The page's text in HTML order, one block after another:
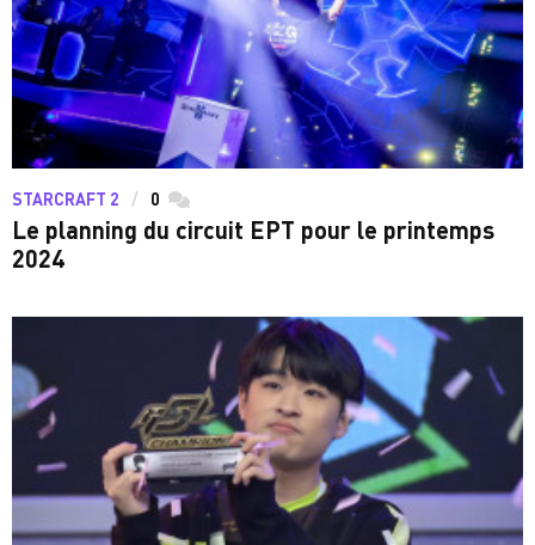
STARCRAFT 2 0 commentaires
Le planning du circuit EPT pour le printemps
2024